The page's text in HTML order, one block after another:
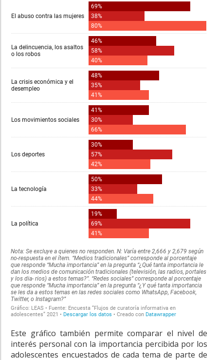
Este gráfico también permite comparar el nivel de
interés personal con la importancia percibida por los
adolescentes encuestados de cada tema de parte de